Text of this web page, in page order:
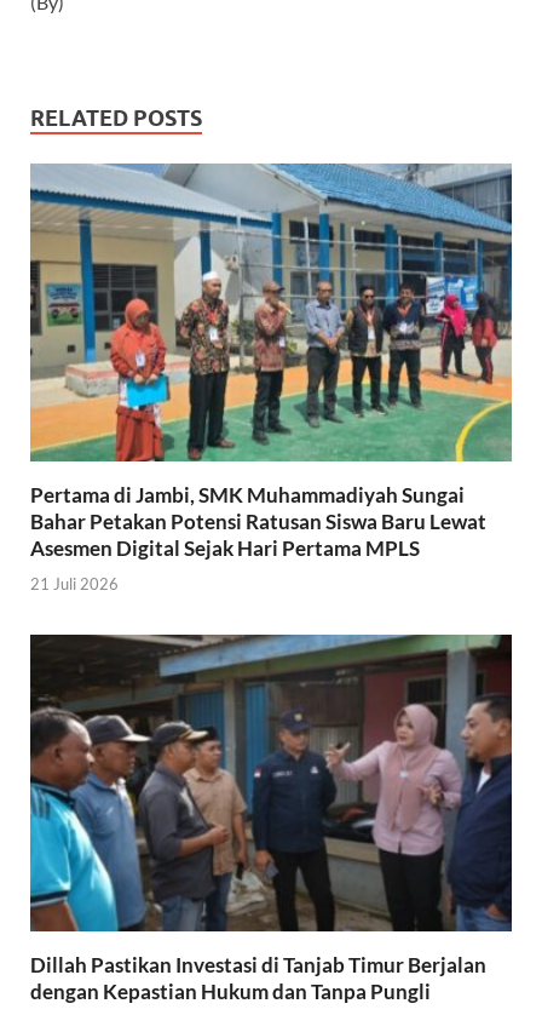
RELATED POSTS
Pertama di Jambi, SMK Muhammadiyah Sungai
Bahar Petakan Potensi Ratusan Siswa Baru Lewat
Asesmen Digital Sejak Hari Pertama MPLS
21 Juli 2026
Dillah Pastikan Investasi di Tanjab Timur Berjalan
dengan Kepastian Hukum dan Tanpa Pungli